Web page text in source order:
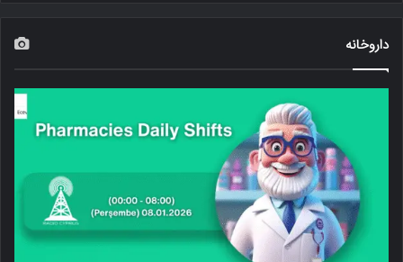
داروخانه